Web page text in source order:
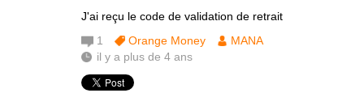
J'ai reçu le code de validation de retrait
1 Orange Money
MANA
il y a plus de 4 ans